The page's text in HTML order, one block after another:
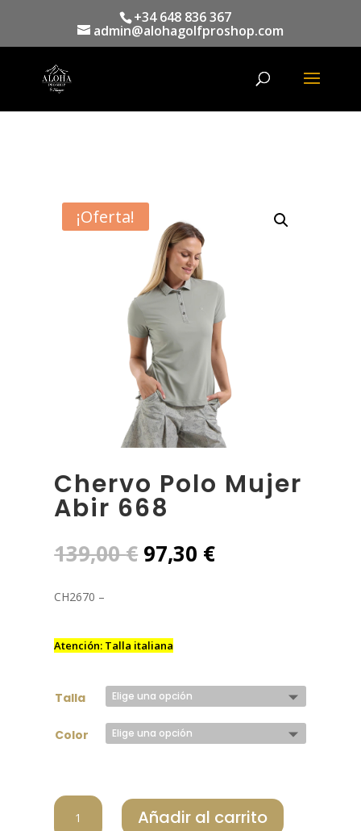
+34 648 836 367
admin@alohagolfproshop.com
productos
¡Oferta!
Chervo Polo Mujer
Abir 668
139,00€ El
precio
97,30 €El
CH2670 –
Atención: Talla italiana
Talla
Color
CHERVO
POLO
Añadir al carrito